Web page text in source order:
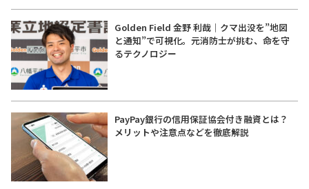
Golden Field 金野 利哉｜クマ出没を”地図
と通知”で可視化。元消防士が挑む、命を守
るテクノロジー
PayPay銀行の信用保証協会付き融資とは？
メリットや注意点などを徹底解説